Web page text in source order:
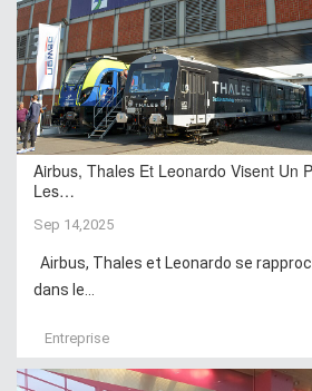
Airbus, Thales Et Leonardo Visent Un
Les…
Sep 14,2025
Airbus, Thales et Leonardo se
dans le...
Entreprise